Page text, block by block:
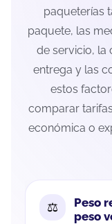
paqueterías
paquete, las
de servicio, la
entrega y las
estos
comparar
económica o
Peso
peso